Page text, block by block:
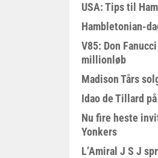
USA: Tips til
Hambletonian-
V85: Don
millionløb
Madison Tårs
Idao de Tillard
Nu fire heste
Yonkers
L’Amiral J S J